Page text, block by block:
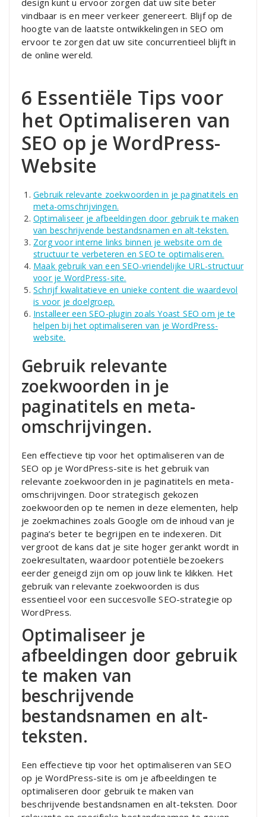
design kunt u ervoor zorgen dat uw site beter
vindbaar is en meer verkeer genereert. Blijf op de
hoogte van de laatste ontwikkelingen in SEO om
ervoor te zorgen dat uw site concurrentieel blijft in
de online wereld.
6 Essentiële Tips voor
het Optimaliseren van
SEO op je WordPress-
Website
Gebruik relevante zoekwoorden in je paginatitels en
meta-omschrijvingen.
Optimaliseer je afbeeldingen door gebruik te maken
van beschrijvende bestandsnamen en alt-teksten.
Zorg voor interne links binnen je website om de
structuur te verbeteren en SEO te optimaliseren.
Maak gebruik van een SEO-vriendelijke URL-structuur
voor je WordPress-site.
Schrijf kwalitatieve en unieke content die waardevol
is voor je doelgroep.
Installeer een SEO-plugin zoals Yoast SEO om je te
helpen bij het optimaliseren van je WordPress-
website.
Gebruik relevante
zoekwoorden in je
paginatitels en meta-
omschrijvingen.
Een effectieve tip voor het optimaliseren van de
SEO op je WordPress-site is het gebruik van
relevante zoekwoorden in je paginatitels en meta-
omschrijvingen. Door strategisch gekozen
zoekwoorden op te nemen in deze elementen, help
je zoekmachines zoals Google om de inhoud van je
pagina’s beter te begrijpen en te indexeren. Dit
vergroot de kans dat je site hoger gerankt wordt in
zoekresultaten, waardoor potentiële bezoekers
eerder geneigd zijn om op jouw link te klikken. Het
gebruik van relevante zoekwoorden is dus
essentieel voor een succesvolle SEO-strategie op
WordPress.
Optimaliseer je
afbeeldingen door gebruik
te maken van
beschrijvende
bestandsnamen en alt-
teksten.
Een effectieve tip voor het optimaliseren van SEO
op je WordPress-site is om je afbeeldingen te
optimaliseren door gebruik te maken van
beschrijvende bestandsnamen en alt-teksten. Door